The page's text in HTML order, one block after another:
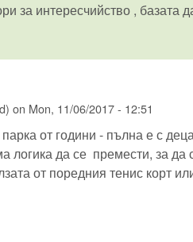
за интересчийство , базата
on Mon, 11/06/2017 - 12:51
от години - пълна е с
логика да се премести, за да
от поредния тенис корт